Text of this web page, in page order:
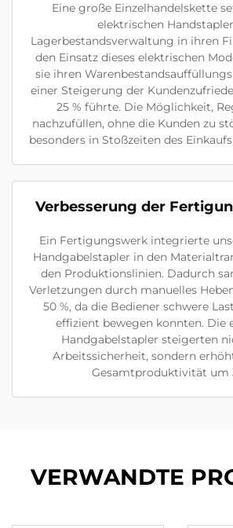
Eine große Einzelhandelskette
elektrischen
Lagerbestandsverwaltung in ihren
den Einsatz dieses elektrischen
sie ihren
einer Steigerung der
25 % führte. Die Möglichkeit,
nachzufüllen, ohne die Kunden zu
besonders in Stoßzeiten des
Verbesserung der
Ein Fertigungswerk integrierte
Handgabelstapler in den
den Produktionslinien. Dadurch
Verletzungen durch manuelles
50 %, da die Bediener schwere
effizient bewegen konnten. Die
Handgabelstapler steigerten
Arbeitssicherheit, sondern
Gesamtproduktivität um
VERWANDTE